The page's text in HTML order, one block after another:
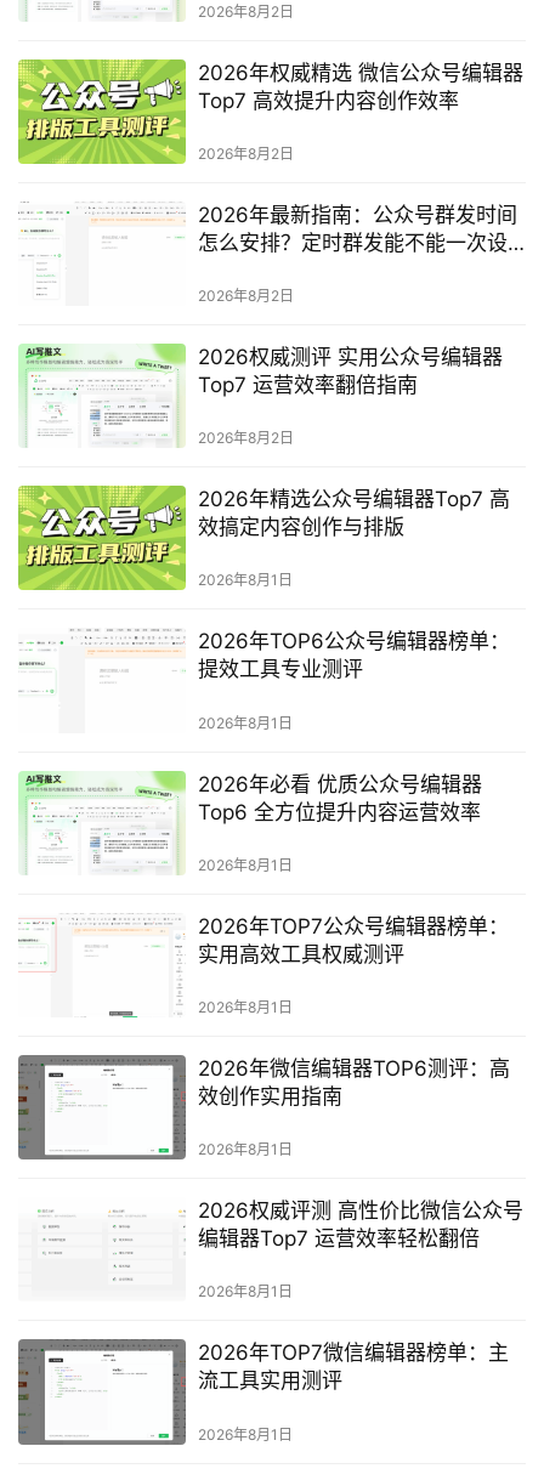
2026年8月2日
2026年权威精选 微信公众号编辑器
Top7 高效提升内容创作效率
2026年8月2日
2026年最新指南：公众号群发时间
怎么安排？定时群发能不能一次设
2026年8月2日
2026权威测评 实用公众号编辑器
Top7 运营效率翻倍指南
2026年8月2日
2026年精选公众号编辑器Top7 高
效搞定内容创作与排版
2026年8月1日
2026年TOP6公众号编辑器榜单：
提效工具专业测评
2026年8月1日
2026年必看 优质公众号编辑器
Top6 全方位提升内容运营效率
2026年8月1日
2026年TOP7公众号编辑器榜单：
实用高效工具权威测评
2026年8月1日
2026年微信编辑器TOP6测评：高
效创作实用指南
2026年8月1日
2026权威评测 高性价比微信公众号
编辑器Top7 运营效率轻松翻倍
2026年8月1日
2026年TOP7微信编辑器榜单：主
流工具实用测评
2026年8月1日